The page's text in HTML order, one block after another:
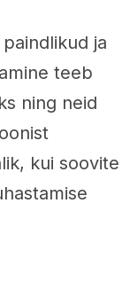
ja
teeb
ning neid
kui soovite